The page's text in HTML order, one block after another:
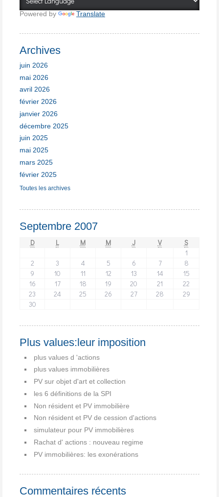
Powered by Translate
Archives
juin 2026
mai 2026
avril 2026
février 2026
janvier 2026
décembre 2025
juin 2025
mai 2025
mars 2025
février 2025
Toutes les archives
Septembre 2007
D L M M J V
S
1
2
3 4 5 6 7
8
9
10 11 12 13 14
15
16
17 18 19 20 21
22
23
24 25 26 27 28
29
30
Plus values:leur imposition
plus values d 'actions
plus values immobilières
PV sur objet d'art et collection
les 6 définitions de la SPI
Non résident et PV immobilière
Non résident et PV de cession d'actions
simulateur pour PV immobilières
Rachat d' actions : nouveau regime
PV immobilières: les exonérations
Commentaires récents